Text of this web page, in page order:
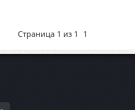
Страница 1 из 1 1